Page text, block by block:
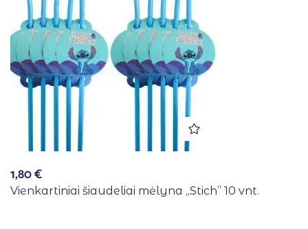
1,80€
Vienkartiniai šiaudeliai mėlyna ,,Stich” 10 vnt.